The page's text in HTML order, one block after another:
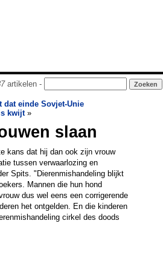
artikelen -
dat einde Sovjet-Unie
kwijt»
slaan
kans dat hij dan ook zijn vrouw
tussen verwaarlozing en
Spits. "Dierenmishandeling blijkt
Mannen die hun hond
dus wel eens een corrigerende
het ontgelden. En die kinderen
cirkel des doods